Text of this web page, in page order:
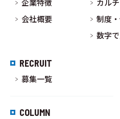
企業特徴
会社概要
カル
制度
数字
RECRUIT
募集一覧
COLUMN